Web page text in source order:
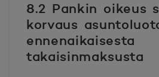
8.2 Pankin oikeus
korvaus
ennenaikaisesta
takaisinmaksusta